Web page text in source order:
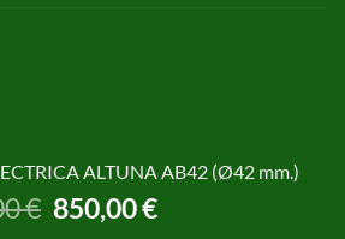
ALTUNA AB42 (Ø42 mm.)
€ El
precio
850,00€El
precio